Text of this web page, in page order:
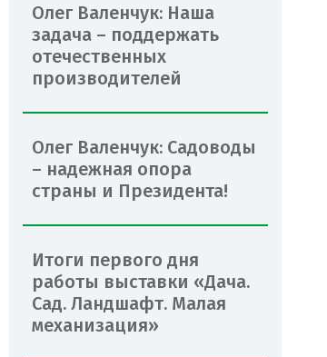
Олег Валенчук: Наша
задача – поддержать
отечественных
производителей
Олег Валенчук: Садоводы
– надежная опора
страны и Президента!
Итоги первого дня
работы выставки «Дача.
Сад. Ландшафт. Малая
механизация»